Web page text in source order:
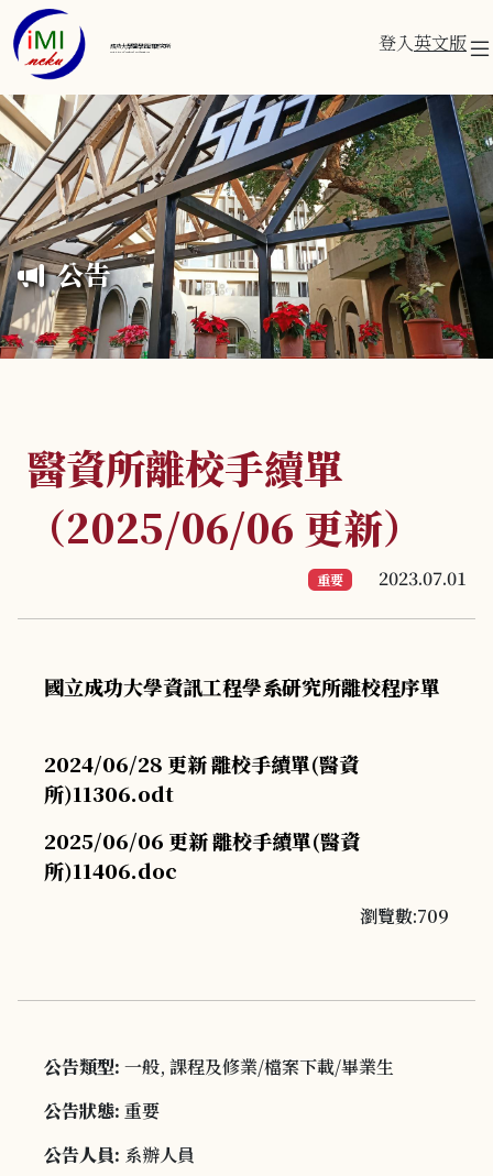
成功大學醫學資訊研究所
Institute of Medical Informatics 登入英文版
公告
醫資所離校手續單
（2025/06/06 更新）
重要 2023.07.01
國立成功大學資訊工程學系研究所離校程序單
2024/06/28 更新 離校手續單(醫資
所)11306.odt
2025/06/06 更新 離校手續單(醫資
所)11406.doc
瀏覽數:709
公告類型: 一般, 課程及修業/檔案下載/畢業生
公告狀態: 重要
公告人員: 系辦人員